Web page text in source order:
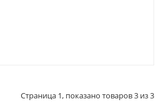
Страница 1, показано товаров 3 из 3